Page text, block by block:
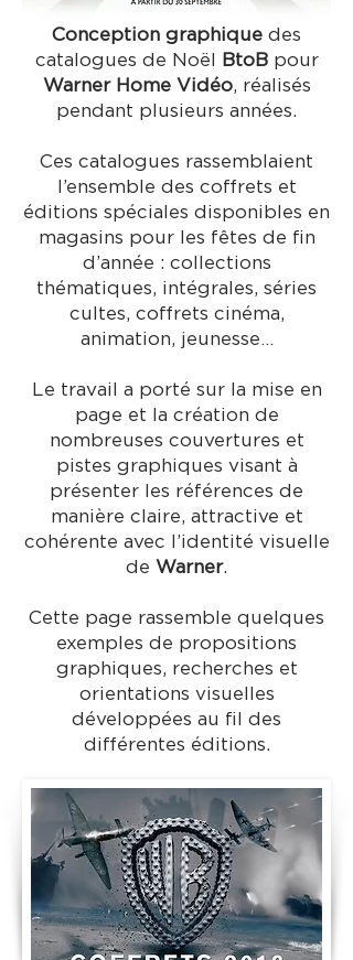
Conception graphique des
catalogues de Noël
BtoB pour
Warner Home Vidéo, réalisés
pendant plusieurs années.
Ces catalogues rassemblaient
l’ensemble des coffrets et
éditions spéciales disponibles en
magasins pour les fêtes de fin
d’année : collections
thématiques, intégrales, séries
cultes, coffrets cinéma,
animation, jeunesse…
Le travail a porté sur la mise en
page et la création de
nombreuses couvertures et
pistes graphiques visant à
présenter les références de
manière claire, attractive et
cohérente avec l’identité visuelle
de Warner.
Cette page rassemble quelques
exemples de propositions
graphiques, recherches et
orientations visuelles
développées au fil des
différentes éditions.